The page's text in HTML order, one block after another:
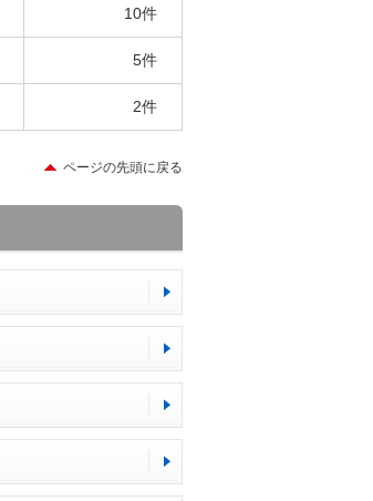
10件
5件
2件
ページの先頭に戻る